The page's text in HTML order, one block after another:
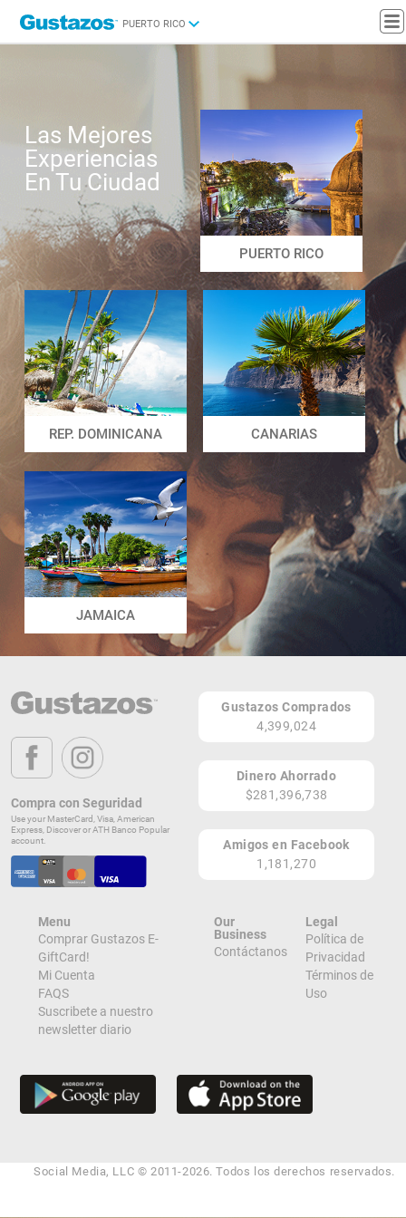
PUERTO RICO
Las Mejores
Experiencias
En Tu Ciudad
PUERTO RICO
REP. DOMINICANA CANARIAS
JAMAICA
Compra con Seguridad
Use your MasterCard, Visa, American
Express, Discover or ATH Banco Popular
account.
Gustazos Comprados
4,399,024
Dinero Ahorrado
$281,396,738
Amigos en Facebook
1,181,270
Menu
Comprar Gustazos E-
GiftCard!
Mi Cuenta
FAQS
Suscribete a nuestro
newsletter diario
Our
Business
Contáctanos
Legal
Política de
Privacidad
Términos de
Uso
Social Media, LLC © 2011-2026. Todos los derechos reservados.